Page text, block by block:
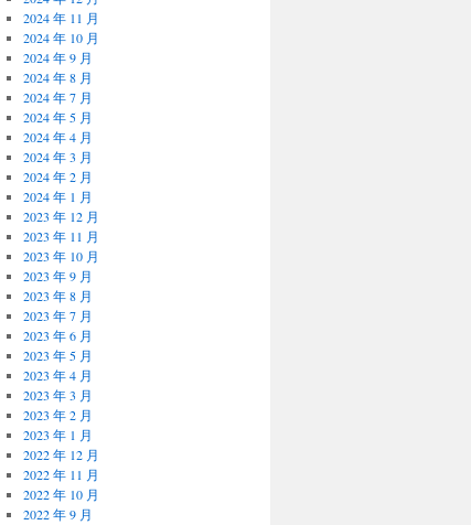
2024 年 11 月
2024 年 10 月
2024 年 9 月
2024 年 8 月
2024 年 7 月
2024 年 5 月
2024 年 4 月
2024 年 3 月
2024 年 2 月
2024 年 1 月
2023 年 12 月
2023 年 11 月
2023 年 10 月
2023 年 9 月
2023 年 8 月
2023 年 7 月
2023 年 6 月
2023 年 5 月
2023 年 4 月
2023 年 3 月
2023 年 2 月
2023 年 1 月
2022 年 12 月
2022 年 11 月
2022 年 10 月
2022 年 9 月